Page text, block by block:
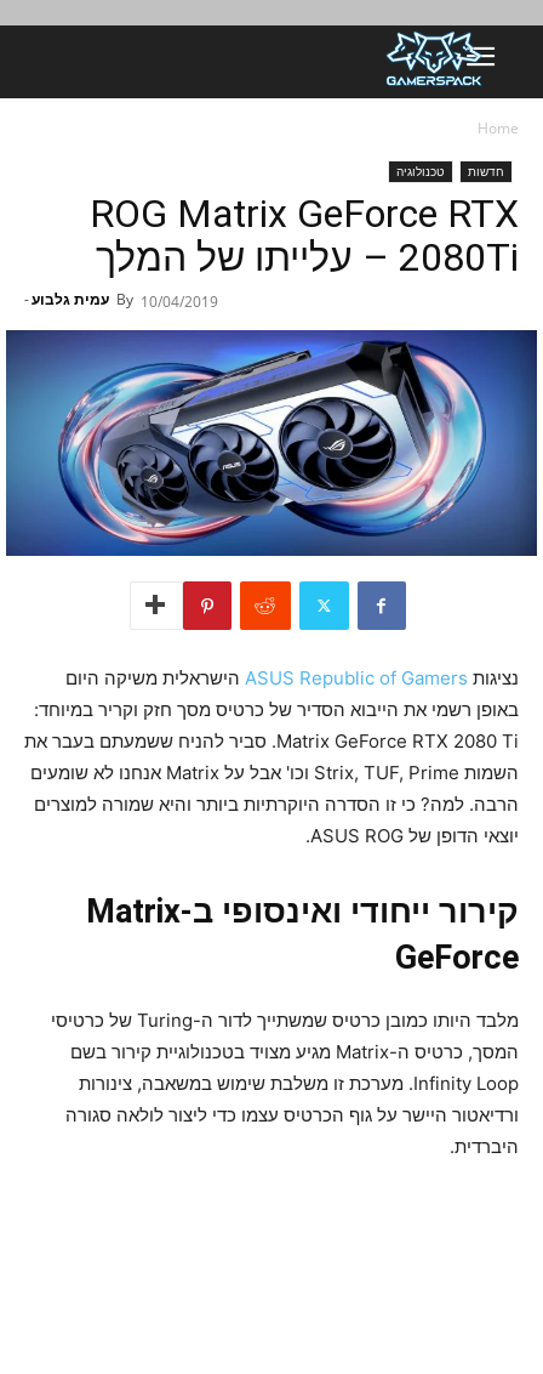
Home
חדשות טכנולוגיה
ROG Matrix GeForce RTX
2080Ti – עלייתו של המלך
By עמית גלבוע- 10/04/2019
נציגות ASUS Republic of Gamers הישראלית משיקה היום
באופן רשמי את הייבוא הסדיר של כרטיס מסך חזק וקריר במיוחד:
Matrix GeForce RTX 2080 Ti. סביר להניח ששמעתם בעבר את
השמות Strix, TUF, Prime וכו' אבל על Matrix אנחנו לא שומעים
הרבה. למה? כי זו הסדרה היוקרתיות ביותר והיא שמורה למוצרים
יוצאי הדופן של ASUS ROG.
קירור ייחודי ואינסופי ב-Matrix
GeForce
מלבד היותו כמובן כרטיס שמשתייך לדור ה-Turing של כרטיסי
המסך, כרטיס ה-Matrix מגיע מצויד בטכנולוגיית קירור בשם
Infinity Loop. מערכת זו משלבת שימוש במשאבה, צינורות
ורדיאטור היישר על גוף הכרטיס עצמו כדי ליצור לולאה סגורה
היברדית.